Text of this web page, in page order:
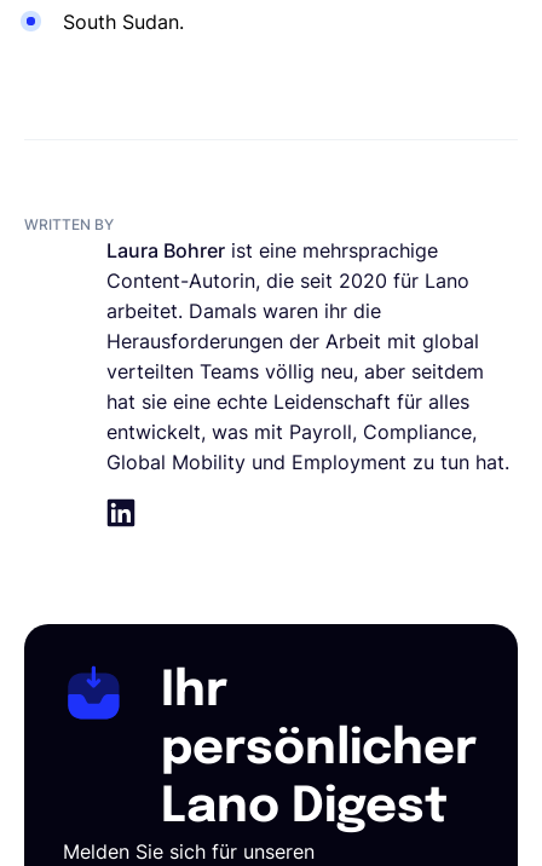
South Sudan.
WRITTEN BY
Laura Bohrer ist eine mehrsprachige
Content-Autorin, die seit 2020 für Lano
arbeitet. Damals waren ihr die
Herausforderungen der Arbeit mit global
verteilten Teams völlig neu, aber seitdem
hat sie eine echte Leidenschaft für alles
entwickelt, was mit Payroll, Compliance,
Global Mobility und Employment zu tun hat.
Ihr
persönlicher
Lano Digest
Melden Sie sich für unseren